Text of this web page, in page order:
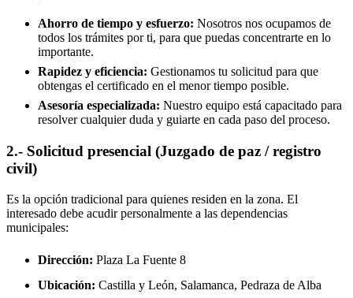
Ahorro de tiempo y esfuerzo: Nosotros nos ocupamos de
todos los trámites por ti, para que puedas concentrarte en lo
importante.
Rapidez y eficiencia: Gestionamos tu solicitud para que
obtengas el certificado en el menor tiempo posible.
Asesoría especializada: Nuestro equipo está capacitado para
resolver cualquier duda y guiarte en cada paso del proceso.
2.- Solicitud presencial (Juzgado de paz / registro
civil)
Es la opción tradicional para quienes residen en la zona. El
interesado debe acudir personalmente a las dependencias
municipales:
Dirección: Plaza La Fuente 8
Ubicación: Castilla y León, Salamanca, Pedraza de Alba